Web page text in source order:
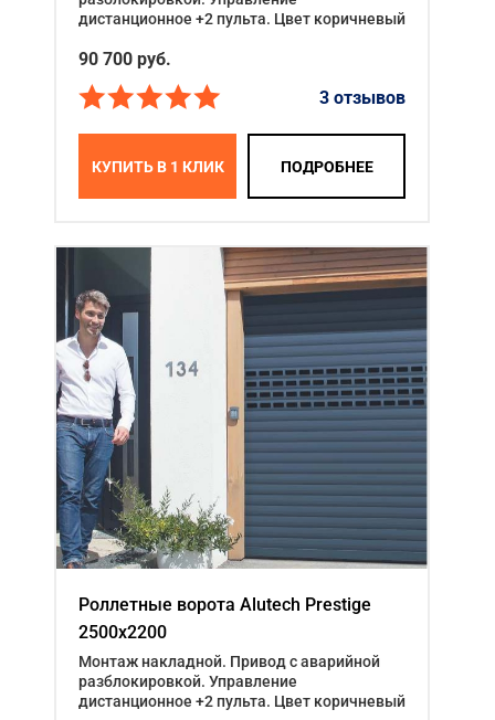
дистанционное +2 пульта. Цвет коричневый
90 700 руб.
3 отзывов
КУПИТЬ В 1 КЛИК ПОДРОБНЕЕ
Роллетные ворота Alutech Prestige
2500x2200
Монтаж накладной. Привод с аварийной
разблокировкой. Управление
дистанционное +2 пульта. Цвет коричневый